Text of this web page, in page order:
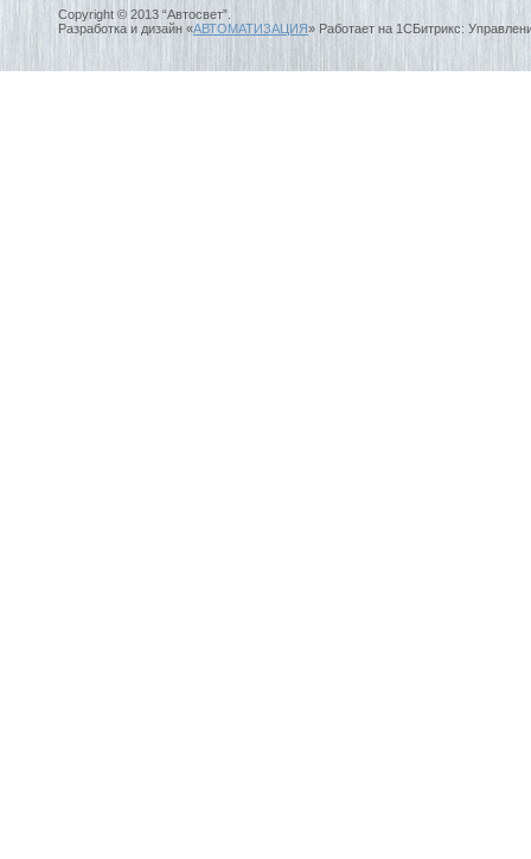
Copyright © 2013 “Автосвет”.
Разработка и дизайн «АВТОМАТИЗАЦИЯ» Работает на 1СБитрикс: